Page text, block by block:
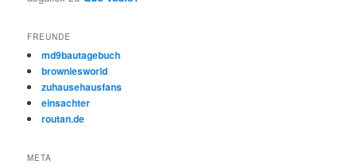
FREUNDE
md9bautagebuch
browniesworld
zuhausehausfans
einsachter
routan.de
META